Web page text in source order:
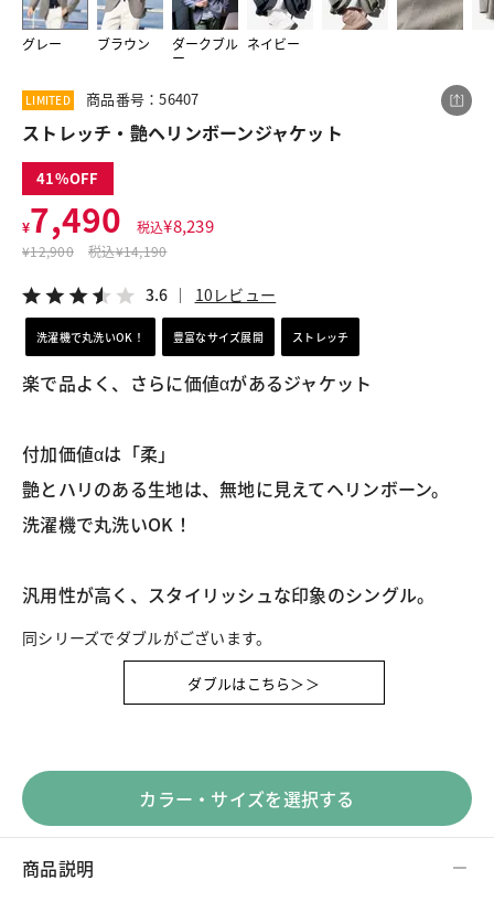
グレー ブラウン ダークブル
ー
ネイビー
LIMITED 商品番号：56407
ストレッチ・艶ヘリンボーンジャケット
41
¥7,490 税込¥8,239
¥12,900 税込¥14,190
3.6 10レビュー
洗濯機で丸洗いOK！ 豊富なサイズ展開 ストレッチ
楽で品よく、さらに価値αがあるジャケット
付加価値αは「柔」
艶とハリのある生地は、無地に見えてヘリンボーン。
洗濯機で丸洗いOK！
同シリーズでダブルがございます。
ダブルはこちら＞＞
カラー・サイズを選択する
商品説明
この商品をシェアする
ストレッチ・艶ヘリンボーンジャケット
¥7,490
税込¥8,239
LINE X